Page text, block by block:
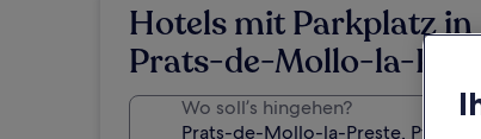
Hotels mit Parkplatz in
Prats-de-Mollo-la-
Wo soll’s hingehen?